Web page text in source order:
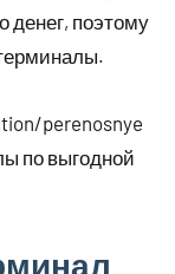
денег, поэтому
perenosnye
по выгодной